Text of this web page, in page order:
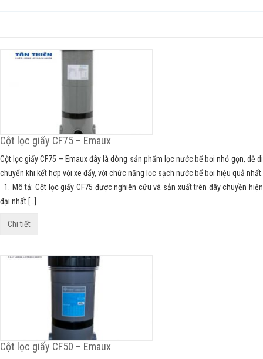
Cột lọc giấy CF75 – Emaux
Cột lọc giấy CF75 – Emaux đây là dòng sản phẩm lọc nước bể bơi nhỏ gọn, dễ di
chuyển khi kết hợp với xe đẩy, với chức năng lọc sạch nước bể bơi hiệu quả nhất.
1. Mô tả: Cột lọc giấy CF75 được nghiên cứu và sản xuất trên dây chuyền hiện
đại nhất […]
Chi tiết
Cột lọc giấy CF50 – Emaux